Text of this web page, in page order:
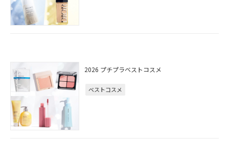
2026 プチプラベストコスメ
ベストコスメ